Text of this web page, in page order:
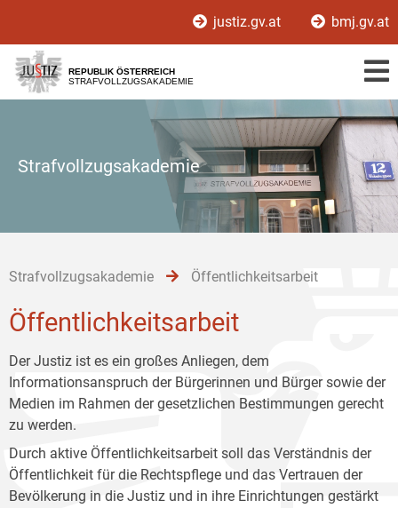
[1]
[2]
[3]
justiz.gv.at bmj.gv.at
REPUBLIK ÖSTERREICH
STRAFVOLLZUGSAKADEMIE
Strafvollzugsakademie
Strafvollzugsakademie Öffentlichkeitsarbeit
Öffentlichkeitsarbeit
Der Justiz ist es ein großes Anliegen, dem
Informationsanspruch der Bürgerinnen und Bürger sowie der
Medien im Rahmen der gesetzlichen Bestimmungen gerecht
zu werden.
Durch aktive Öffentlichkeitsarbeit soll das Verständnis der
Öffentlichkeit für die Rechtspflege und das Vertrauen der
Bevölkerung in die Justiz und in ihre Einrichtungen gestärkt